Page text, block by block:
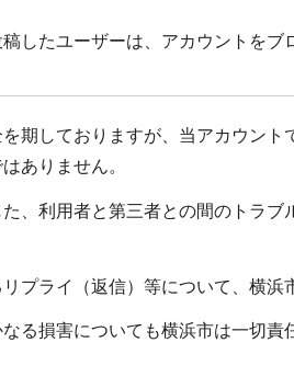
したユーザーは、アカウントをブ
期しておりますが、当アカウン
ありません。
、利用者と第三者との間のトラ
プライ（返信）等について、横浜
る損害についても横浜市は一切責